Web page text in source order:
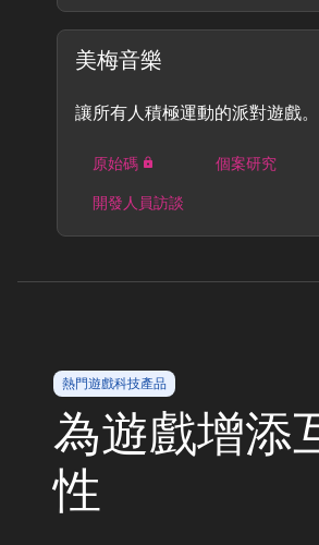
美梅音樂
讓所有人積極運動的派對遊戲。
原始碼 個案研究
開發人員訪談
熱門遊戲科技產品
為遊戲增添
性